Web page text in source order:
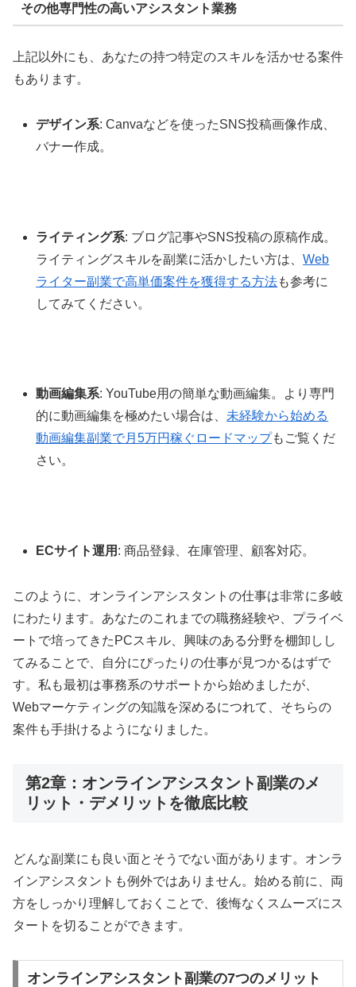
その他専門性の高いアシスタント業務
上記以外にも、あなたの持つ特定のスキルを活かせる案件
もあります。
デザイン系: Canvaなどを使ったSNS投稿画像作成、
バナー作成。
ライティング系: ブログ記事やSNS投稿の原稿作成。
ライティングスキルを副業に活かしたい方は、Web
ライター副業で高単価案件を獲得する方法も参考に
してみてください。
動画編集系: YouTube用の簡単な動画編集。より専門
的に動画編集を極めたい場合は、未経験から始める
動画編集副業で月5万円稼ぐロードマップもご覧くだ
さい。
ECサイト運用 : 商品登録、在庫管理、顧客対応。
このように、オンラインアシスタントの仕事は非常に多岐
にわたります。あなたのこれまでの職務経験や、プライベ
ートで培ってきたPCスキル、興味のある分野を棚卸しし
てみることで、自分にぴったりの仕事が見つかるはずで
す。私も最初は事務系のサポートから始めましたが、
Webマーケティングの知識を深めるにつれて、そちらの
案件も手掛けるようになりました。
第2章：オンラインアシスタント副業のメ
リット・デメリットを徹底比較
どんな副業にも良い面とそうでない面があります。オンラ
インアシスタントも例外ではありません。始める前に、両
方をしっかり理解しておくことで、後悔なくスムーズにス
タートを切ることができます。
オンラインアシスタント副業の7つのメリット